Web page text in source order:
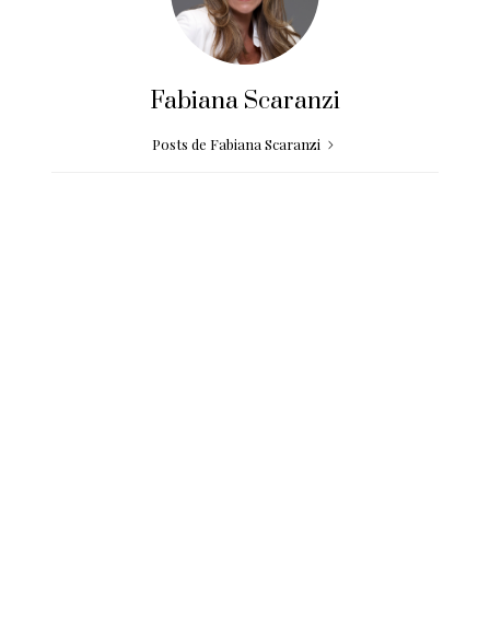
Fabiana Scaranzi
Posts de Fabiana Scaranzi